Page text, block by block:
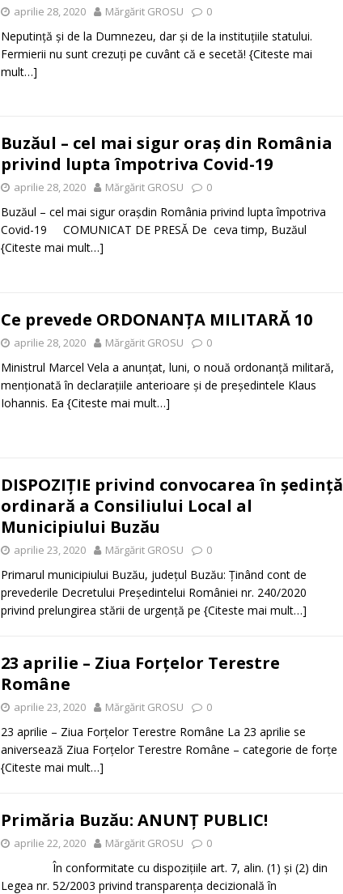
aprilie 28, 2020 Mărgărit GROSU 0
Neputință și de la Dumnezeu, dar și de la instituțiile statului.
Fermierii nu sunt crezuți pe cuvânt că e secetă! {Citeste mai
mult…]
Buzăul – cel mai sigur oraș din România
privind lupta împotriva Covid-19
aprilie 28, 2020 Mărgărit GROSU 0
Buzăul – cel mai sigur orașdin România privind lupta împotriva
Covid-19 COMUNICAT DE PRESĂ De ceva timp, Buzăul
{Citeste mai mult…]
Ce prevede ORDONANȚA MILITARĂ 10
aprilie 28, 2020 Mărgărit GROSU 0
Ministrul Marcel Vela a anunțat, luni, o nouă ordonanță militară,
menționată în declarațiile anterioare și de președintele Klaus
Iohannis. Ea {Citeste mai mult…]
DISPOZIȚIE privind convocarea în şedinţă
ordinară a Consiliului Local al
Municipiului Buzău
aprilie 23, 2020 Mărgărit GROSU 0
Primarul municipiului Buzău, judeţul Buzău: Ținând cont de
prevederile Decretului Președintelui României nr. 240/2020
privind prelungirea stării de urgenţă pe {Citeste mai mult…]
23 aprilie – Ziua Forțelor Terestre
Române
aprilie 23, 2020 Mărgărit GROSU 0
23 aprilie – Ziua Forțelor Terestre Române La 23 aprilie se
aniversează Ziua Forţelor Terestre Române – categorie de forțe
{Citeste mai mult…]
Primăria Buzău: ANUNȚ PUBLIC!
aprilie 22, 2020 Mărgărit GROSU 0
În conformitate cu dispoziţiile art. 7, alin. (1) și (2) din
Legea nr. 52/2003 privind transparenţa decizională în